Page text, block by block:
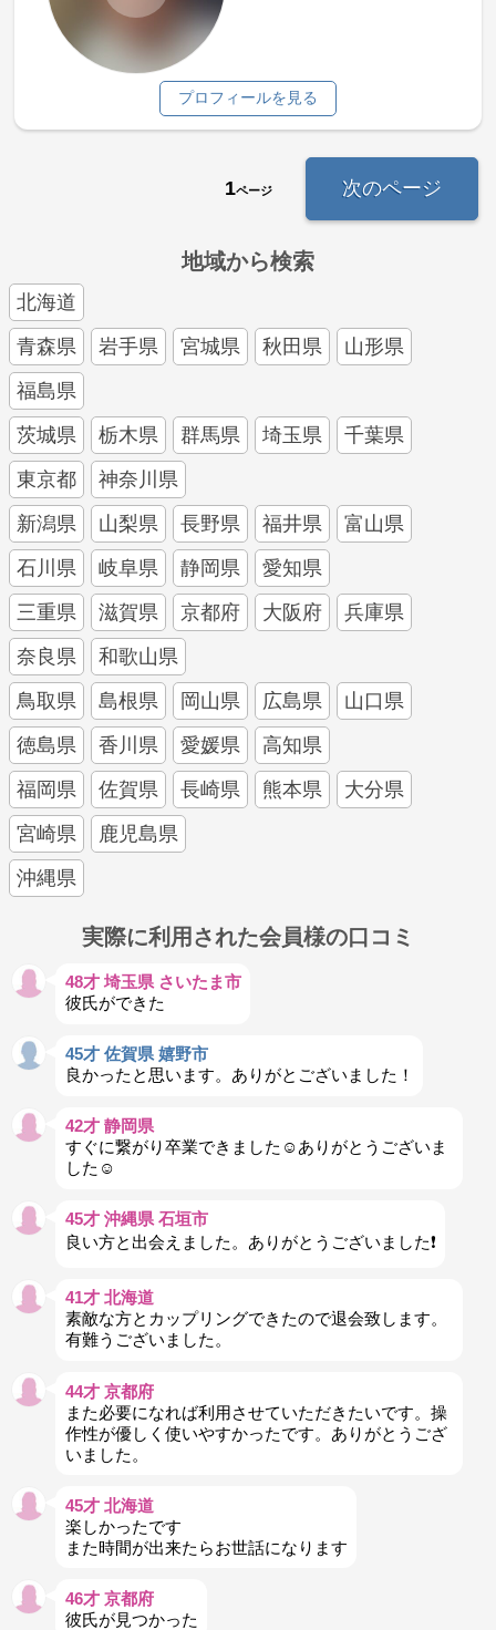
プロフィールを見る
1ページ 次のページ
地域から検索
北海道
青森県
岩手県 宮城県 秋田県
山形県
福島県
茨城県
栃木県 群馬県 埼玉県
千葉県
東京都
神奈川県
新潟県
山梨県 長野県 福井県
富山県
石川県
岐阜県 静岡県
愛知県
三重県
滋賀県 京都府 大阪府
兵庫県
奈良県
和歌山県
鳥取県
島根県 岡山県 広島県
山口県
徳島県
香川県 愛媛県
高知県
福岡県
佐賀県 長崎県 熊本県
大分県
宮崎県
鹿児島県
沖縄県
実際に利用された会員様の口コミ
48才 埼玉県 さいたま市
彼氏ができた
45才 佐賀県 嬉野市
良かったと思います。ありがとございました！
42才 静岡県
すぐに繋がり卒業できました☺ありがとうございま
した☺
45才 沖縄県 石垣市
良い方と出会えました。ありがとうございました❗
41才 北海道
素敵な方とカップリングできたので退会致します。
有難うございました。
44才 京都府
また必要になれば利用させていただきたいです。操
作性が優しく使いやすかったです。ありがとうござ
いました。
45才 北海道
楽しかったです
また時間が出来たらお世話になります
46才 京都府
彼氏が見つかった